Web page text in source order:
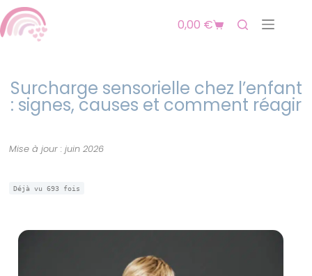
0,00 €
Surcharge sensorielle chez l’enfant
: signes, causes et comment réagir
Mise à jour : juin 2026
Déjà vu693 fois